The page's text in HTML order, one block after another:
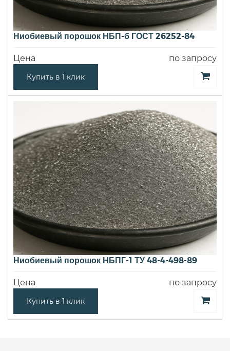
Ниобиевый порошок НБП-б ГОСТ 26252-84
Цена по запросу
Купить в 1 клик
Ниобиевый порошок НБПГ-1 ТУ 48-4-498-89
Цена по запросу
Купить в 1 клик